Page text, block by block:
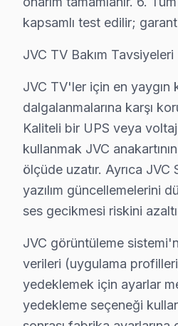
Tuzla'de garanti dışı
Tuzla'da Aynı Gün JVC
Arızalı televizyonlarınız
Hızlı servis avantajlarımız:
• Ortalama 1-2 saat içinde
• Tuzla stoğumuzda hazır
• Tuzla genelinde hafta
• Online randevu ve SMS
• Tuzla çoklu randevu
Tuzla'da JVC ekran
Tuzla JVC TV Uzmanı –
Tuzla'da JVC servis
kapsamlı test edilir;
JVC TV Bakım Tavsiyeleri
JVC TV'ler için en yaygın
dalgalanmalarına karşı
Kaliteli bir UPS veya
kullanmak JVC
ölçüde uzatır. Ayrıca
yazılım güncellemelerini
ses gecikmesi riskini
JVC görüntüleme
verileri (uygulama
yedeklemek için ayarlar
yedekleme seçeneği